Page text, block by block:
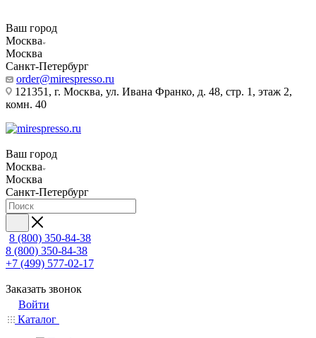
Ваш город
Москва
Москва
Санкт-Петербург
order@mirespresso.ru
121351, г. Москва, ул. Ивана Франко, д. 48, стр. 1, этаж 2,
комн. 40
Ваш город
Москва
Москва
Санкт-Петербург
8 (800) 350-84-38
8 (800) 350-84-38
+7 (499) 577-02-17
Заказать звонок
Войти
Каталог